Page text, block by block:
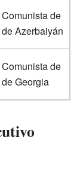
de
Azerbaiyán
de
Georgia